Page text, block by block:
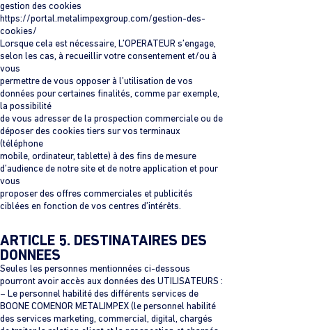
gestion des cookies
https://portal.metalimpexgroup.com/gestion-des-
cookies/
Lorsque cela est nécessaire, L’OPERATEUR s’engage,
selon les cas, à recueillir votre consentement et/ou à
vous
permettre de vous opposer à l’utilisation de vos
données pour certaines finalités, comme par exemple,
la possibilité
de vous adresser de la prospection commerciale ou de
déposer des cookies tiers sur vos terminaux
(téléphone
mobile, ordinateur, tablette) à des fins de mesure
d’audience de notre site et de notre application et pour
vous
proposer des offres commerciales et publicités
ciblées en fonction de vos centres d’intérêts.
ARTICLE 5. DESTINATAIRES DES
DONNEES
Seules les personnes mentionnées ci-dessous
pourront avoir accès aux données des UTILISATEURS :
– Le personnel habilité des différents services de
BOONE COMENOR METALIMPEX (le personnel habilité
des services marketing, commercial, digital, chargés